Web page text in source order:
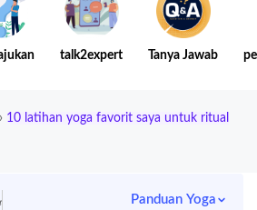
talk2expert Tanya Jawab
10 latihan yoga favorit saya untuk ritual
Panduan Yoga